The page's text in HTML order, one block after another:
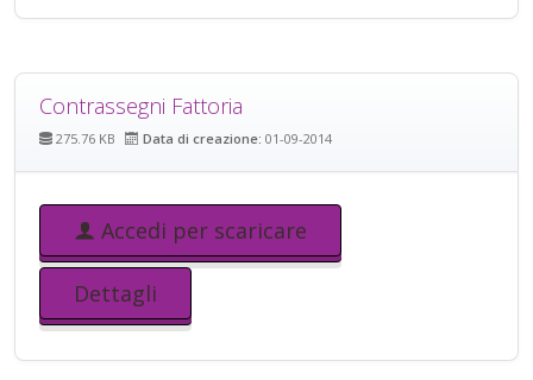
Contrassegni Fattoria
275.76 KB Data di creazione: 01-09-2014
Accedi per scaricare
Dettagli